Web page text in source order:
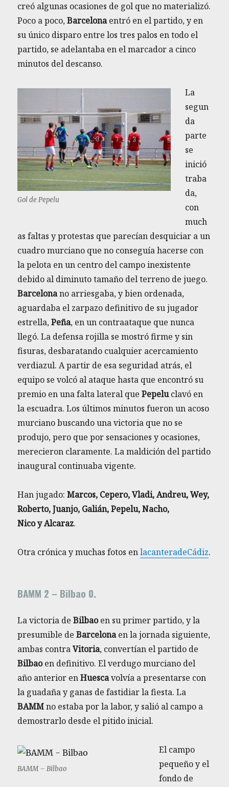
creó algunas ocasiones de gol que no materializó.
Poco a poco,Barcelonaentró en el partido, y en
su único disparo entre los tres palos en todo el
partido, se adelantaba en el marcador a cinco
minutos del descanso.
Gol de Pepelu
La
segun
da
parte
se
inició
traba
da,
con
much
as faltas y protestas que parecían desquiciar a un
cuadro murciano que no conseguía hacerse con
la pelota en un centro del campo inexistente
debido al diminuto tamaño del terreno de juego.
Barcelonano arriesgaba, y bien ordenada,
aguardaba el zarpazo definitivo de su jugador
estrella,Peña, en un contraataque que nunca
llegó. La defensa rojilla se mostró firme y sin
fisuras, desbaratando cualquier acercamiento
verdiazul. A partir de esa seguridad atrás, el
equipo se volcó al ataque hasta que encontró su
premio en una falta lateral quePepeluclavó en
la escuadra. Los últimos minutos fueron un acoso
murciano buscando una victoria que no se
produjo, pero que por sensaciones y ocasiones,
merecieron claramente. La maldición del partido
inaugural continuaba vigente.
Han jugado:Marcos, Cepero, Vladi, Andreu, Wey,
Roberto, Juanjo, Galián, Pepelu, Nacho,
Nico y Alcaraz.
Otra crónica y muchas fotos enlacanteradeCádiz.
BAMM 2 – Bilbao 0.
La victoria deBilbaoen su primer partido, y la
presumible deBarcelonaen la jornada siguiente,
ambas contraVitoria, convertían el partido de
Bilbaoen definitivo. El verdugo murciano del
año anterior enHuescavolvía a presentarse con
la guadaña y ganas de fastidiar la fiesta. La
BAMMno estaba por la labor, y salió al campo a
demostrarlo desde el pitido inicial.
BAMM – Bilbao
El campo
pequeño y el
fondo de